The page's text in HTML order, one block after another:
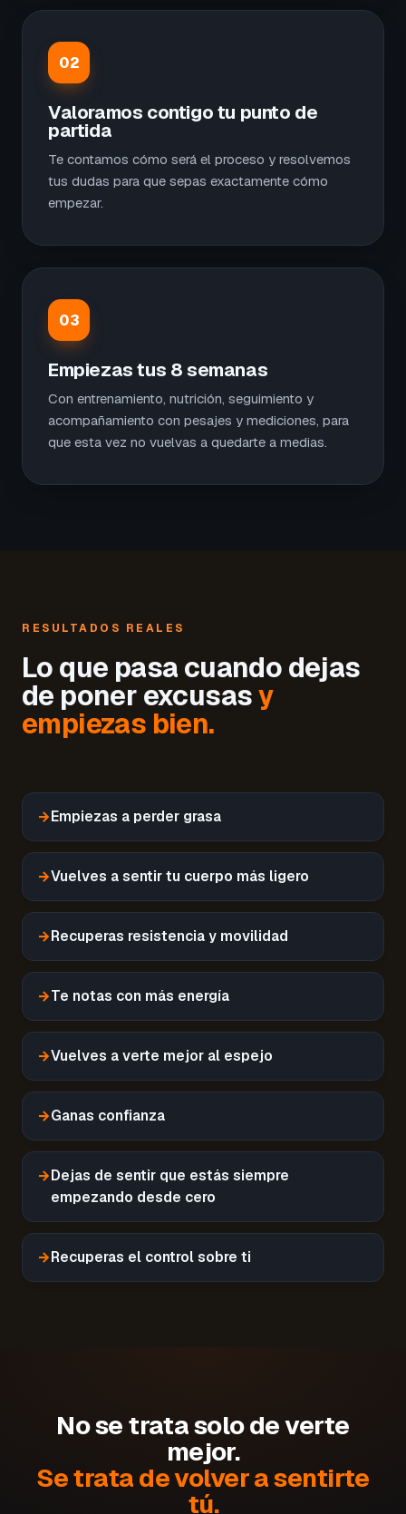
02
Valoramos contigo tu punto de
partida
Te contamos cómo será el proceso y resolvemos
tus dudas para que sepas exactamente cómo
empezar.
03
Empiezas tus 8 semanas
Con entrenamiento, nutrición, seguimiento y
acompañamiento con pesajes y mediciones, para
que esta vez no vuelvas a quedarte a medias.
RESULTADOS REALES
Lo que pasa cuando dejas
de poner excusasy
empiezas bien.
→Empiezas a perder grasa
→Vuelves a sentir tu cuerpo más ligero
→Recuperas resistencia y movilidad
→Te notas con más energía
→Vuelves a verte mejor al espejo
→Ganas confianza
→Dejas de sentir que estás siempre
empezando desde cero
→Recuperas el control sobre ti
No se trata solo de verte
mejor.
Se trata de volver a sentirte
tú.